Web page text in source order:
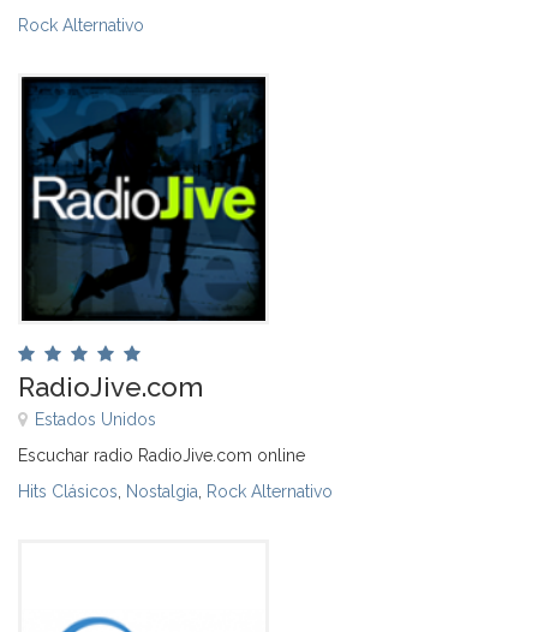
Rock Alternativo
RadioJive.com
Estados Unidos
Escuchar radio RadioJive.com online
Hits Clásicos Nostalgia Rock Alternativo